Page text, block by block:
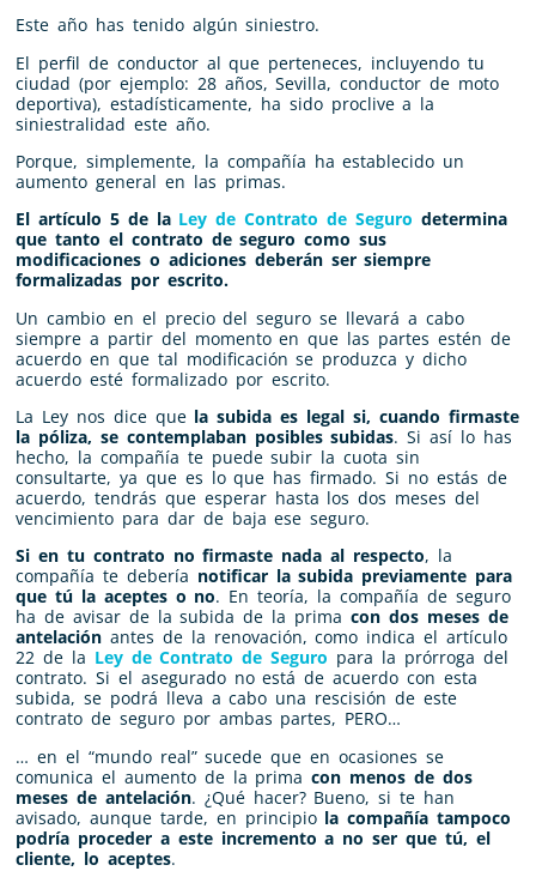
Este año has tenido algún siniestro.
El perfil de conductor al que perteneces, incluyendo tu
ciudad (por ejemplo: 28 años, Sevilla, conductor de moto
deportiva), estadísticamente, ha sido proclive a la
siniestralidad este año.
Porque, simplemente, la compañía ha establecido un
aumento general en las primas.
El artículo 5 de la Ley de Contrato de Seguro determina
que tanto el contrato de seguro como sus
modificaciones o adiciones deberán ser siempre
formalizadas por escrito.
Un cambio en el precio del seguro se llevará a cabo
siempre a partir del momento en que las partes estén de
acuerdo en que tal modificación se produzca y dicho
acuerdo esté formalizado por escrito.
La Ley nos dice que la subida es legal si, cuando firmaste
la póliza, se contemplaban posibles subidas. Si así lo has
hecho, la compañía te puede subir la cuota sin
consultarte, ya que es lo que has firmado. Si no estás de
acuerdo, tendrás que esperar hasta los dos meses del
vencimiento para dar de baja ese seguro.
Si en tu contrato no firmaste nada al respecto, la
compañía te debería notificar la subida previamente para
que tú la aceptes o no. En teoría, la compañía de seguro
ha de avisar de la subida de la prima con dos meses de
antelación antes de la renovación, como indica el artículo
22 de la Ley de Contrato de Seguro para la prórroga del
contrato. Si el asegurado no está de acuerdo con esta
subida, se podrá lleva a cabo una rescisión de este
contrato de seguro por ambas partes, PERO…
… en el “mundo real” sucede que en ocasiones se
comunica el aumento de la primacon menos de dos
meses de antelación. ¿Qué hacer? Bueno, si te han
avisado, aunque tarde, en principio la compañía tampoco
podría proceder a este incremento a no ser que tú, el
cliente, lo aceptes.